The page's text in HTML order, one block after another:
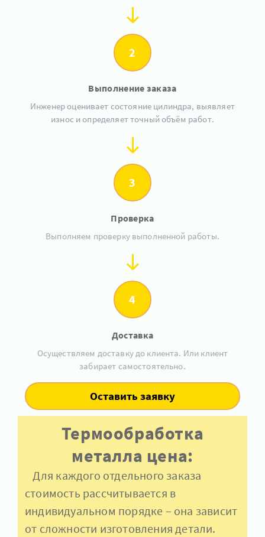
2
Выполнение заказа
Инженер оценивает состояние цилиндра, выявляет
износ и определяет точный объём работ.
3
Проверка
Выполняем проверку выполненной работы.
4
Доставка
Осуществляем доставку до клиента. Или клиент
забирает самостоятельно.
Оставить заявку
Термообработка
металла цена:
Для каждого отдельного заказа
стоимость рассчитывается в
индивидуальном порядке – она зависит
от сложности изготовления детали.